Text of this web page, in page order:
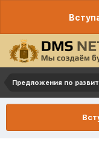
Предложения по